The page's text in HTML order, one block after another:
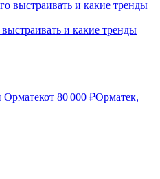
выстраивать и какие тренды
Орматекот 80 000 ₽Орматек,